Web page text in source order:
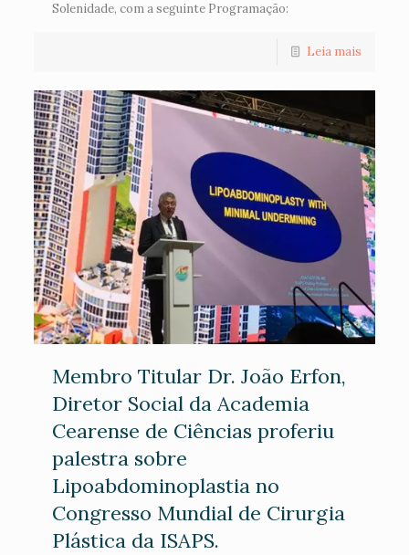
Solenidade, com a seguinte Programação:
Leia mais
Membro Titular Dr. João Erfon,
Diretor Social da Academia
Cearense de Ciências proferiu
palestra sobre
Lipoabdominoplastia no
Congresso Mundial de Cirurgia
Plástica da ISAPS.